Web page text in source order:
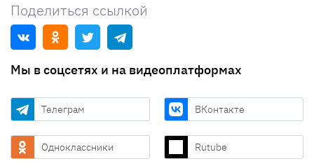
Поделиться ссылкой
Мы в соцсетях и на видеоплатформах
Телеграм ВКонтакте
Одноклассники Rutube